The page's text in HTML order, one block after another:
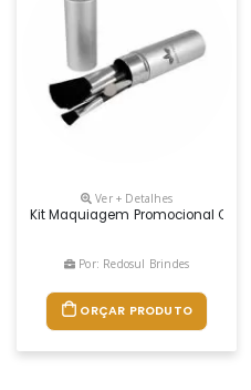
Ver + Detalhes
Kit Maquiagem Promocional
Por: Redosul Brindes
ORÇAR PRODUTO